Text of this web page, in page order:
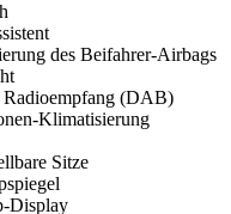
des Beifahrer-Airbags
Radioempfang (DAB)
Klimatisierung
Sitze
Display